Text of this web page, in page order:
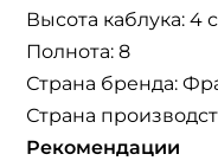
Высота каблука: 4
Полнота: 8
Страна бренда:
Страна
Рекомендации